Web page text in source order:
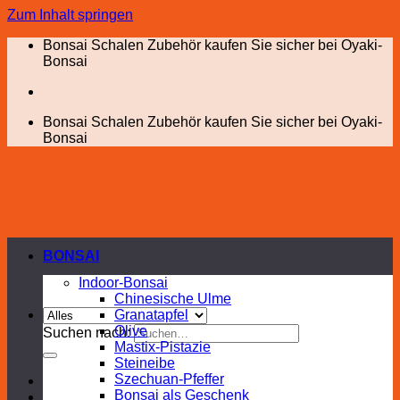
Zum Inhalt springen
Bonsai Schalen Zubehör kaufen Sie sicher bei Oyaki-
Bonsai
Bonsai Schalen Zubehör kaufen Sie sicher bei Oyaki-
Bonsai
Suchen nach:
BONSAI
Indoor-Bonsai
Chinesische Ulme
Granatapfel
Olive
Mastix-Pistazie
Steineibe
Szechuan-Pfeffer
Bonsai als Geschenk